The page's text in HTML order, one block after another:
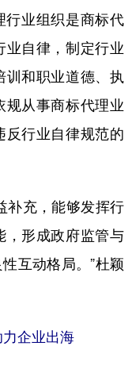
业组织是商标代
业自律，制定行业
训和职业道德、执
规从事商标代理业
反行业自律规范的
充，能够发挥行
，形成政府监管与
互动格局。”杜颖
企业出海